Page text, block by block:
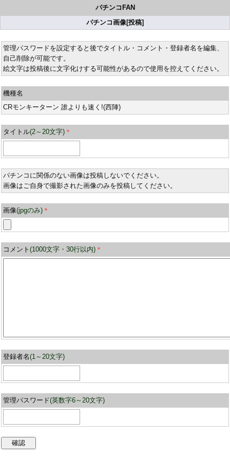
パチンコFAN
パチンコ画像[投稿]
管理パスワードを設定すると後でタイトル・コメント・登録者名を編集、
自己削除が可能です。
絵文字は投稿後に文字化けする可能性があるので使用を控えてください。
機種名
CRモンキーターン 誰よりも速く!(西陣)
タイトル(2～20文字) ＊
パチンコに関係のない画像は投稿しないでください。
画像はご自身で撮影された画像のみを投稿してください。
画像(jpgのみ) ＊
コメント (1000文字・30行以内) ＊
登録者名(1～20文字)
管理パスワード(英数字6～20文字)